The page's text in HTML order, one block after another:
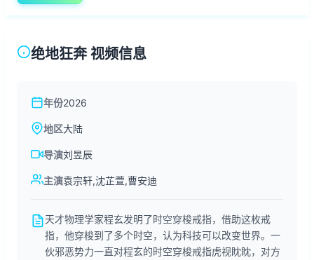
绝地狂奔 视频信息
年份2026
地区大陆
导演刘昱辰
主演袁宗轩,沈芷萱,曹安迪
天才物理学家程玄发明了时空穿梭戒指，借助这枚戒
指，他穿梭到了多个时空，认为科技可以改变世界。一
伙邪恶势力一直对程玄的时空穿梭戒指虎视眈眈，对方